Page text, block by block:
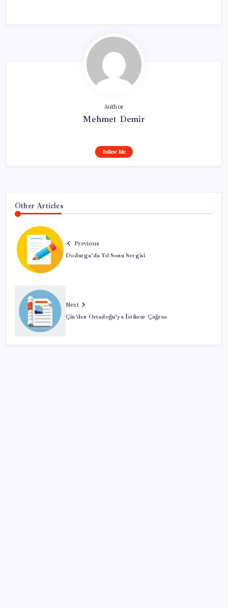
Author
Mehmet Demir
Follow Me
Other Articles
Previous
Dodurga’da Yıl Sonu Sergisi
Next
Çin’den Ortadoğu’ya İstikrar Çağrısı